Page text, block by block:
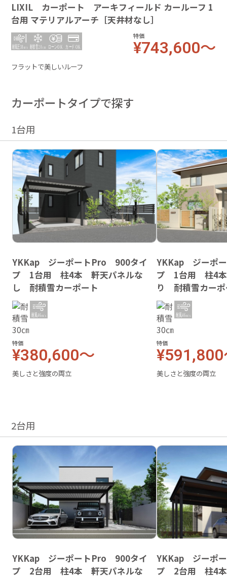
LIXIL カーポート アーキフィールド カールーフ 1
台用 マテリアルアーチ［天井材なし］
特価
¥743,600～
フラットで美しいルーフ
カーポートタイプで探す
1台用
YKKap ジーポートPro 900タイ
プ 1台用 柱4本 軒天パネルな
し 耐積雪カーポート
特価
¥380,600～
美しさと強度の両立
YKKap ジーポ
プ 1台用 柱4
り 耐積雪カー
特価
美しさと強度の両立
2台用
YKKap ジーポートPro 900タイ
プ 2台用 柱4本 軒天パネルな
YKKap ジーポ
プ 2台用 柱4